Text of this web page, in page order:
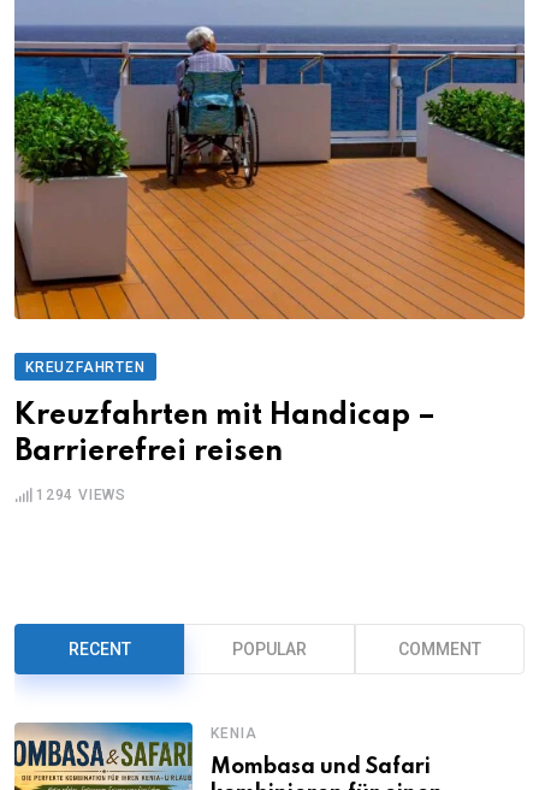
KREUZFAHRTEN
Kreuzfahrten mit Handicap –
Barrierefrei reisen
1294 VIEWS
RECENT POPULAR COMMENT
KENIA
Mombasa und Safari